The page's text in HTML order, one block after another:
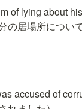
of lying about
の居場所につい
accused of